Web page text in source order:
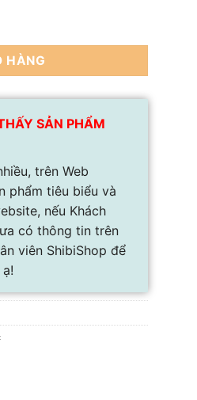
ngăn DrawerStore Expanding
HÀNG
SẢN PHẨM
trên Web
phẩm tiêu biểu và
nếu Khách
có thông tin trên
viên ShibiShop để